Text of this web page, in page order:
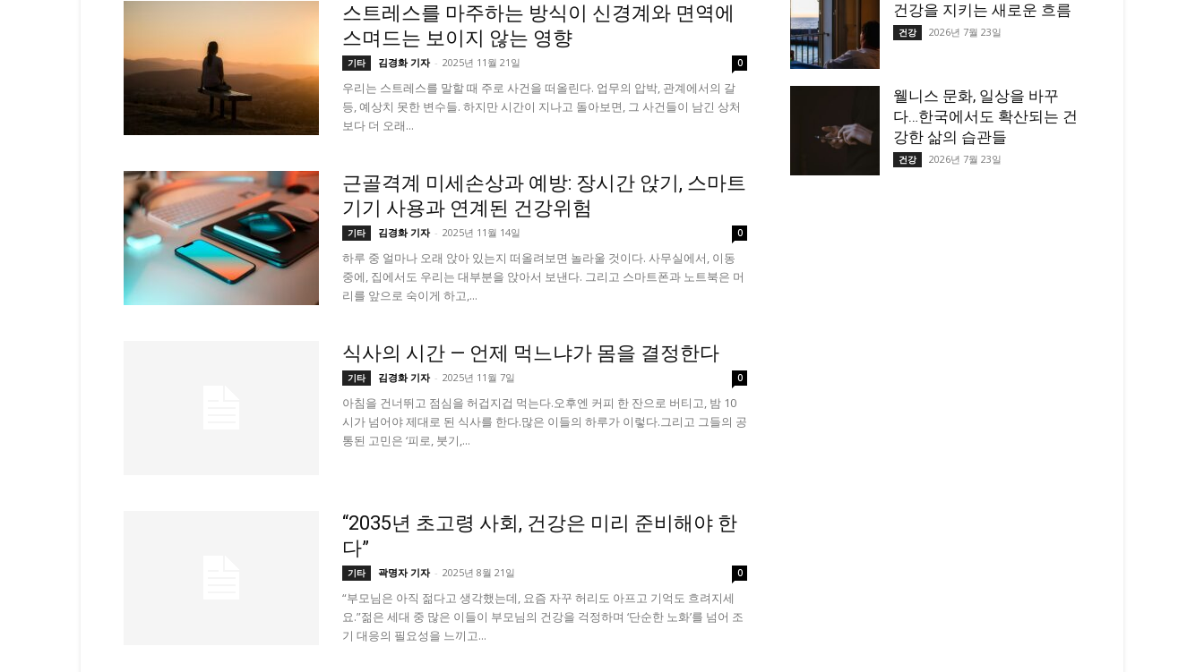
스트레스를 마주하는 방식이 신경계와 면역에
스며드는 보이지 않는 영향
기타 김경화 기자 - 2025년 11월 21일 0
우리는 스트레스를 말할 때 주로 사건을 떠올린다. 업무의 압박, 관계에서의 갈
등, 예상치 못한 변수들. 하지만 시간이 지나고 돌아보면, 그 사건들이 남긴 상처
보다 더 오래...
근골격계 미세손상과 예방: 장시간 앉기, 스마트
기기 사용과 연계된 건강위험
기타 김경화 기자 - 2025년 11월 14일 0
하루 중 얼마나 오래 앉아 있는지 떠올려보면 놀라울 것이다. 사무실에서, 이동
중에, 집에서도 우리는 대부분을 앉아서 보낸다. 그리고 스마트폰과 노트북은 머
리를 앞으로 숙이게 하고,...
식사의 시간 — 언제 먹느냐가 몸을 결정한다
기타 김경화 기자 - 2025년 11월 7일 0
아침을 건너뛰고 점심을 허겁지겁 먹는다.오후엔 커피 한 잔으로 버티고, 밤 10
시가 넘어야 제대로 된 식사를 한다.많은 이들의 하루가 이렇다.그리고 그들의 공
통된 고민은 ‘피로, 붓기,...
“2035년 초고령 사회, 건강은 미리 준비해야 한
다”
기타 곽명자 기자 - 2025년 8월 21일 0
“부모님은 아직 젊다고 생각했는데, 요즘 자꾸 허리도 아프고 기억도 흐려지세
요.”젊은 세대 중 많은 이들이 부모님의 건강을 걱정하며 ‘단순한 노화’를 넘어 조
기 대응의 필요성을 느끼고...
건강을 지키는 새로운 흐름
건강 2026년 7월 23일
웰니스 문화, 일상을 바꾸
다…한국에서도 확산되는 건
강한 삶의 습관들
건강 2026년 7월 23일